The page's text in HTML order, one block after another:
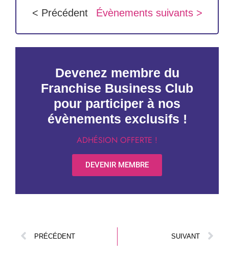
< Précédent Évènements suivants >
Devenez membre du
Franchise Business Club
pour participer à nos
évènements exclusifs !
ADHÉSION OFFERTE !
DEVENIR MEMBRE
PRÉCÉDENT SUIVANT